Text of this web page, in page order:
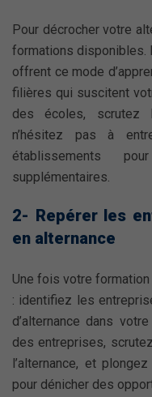
Pour décrocher votre
formations
offrent ce mode
filières qui suscitent
des écoles, scrutez
n’hésitez pas à
établissements
supplémentaires.
2- Repérer les
en alternance
Une fois votre
: identifiez les
d’alternance dans
des entreprises,
l’alternance, et
pour dénicher des